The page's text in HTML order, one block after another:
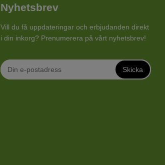
Nyhetsbrev
Vill du få uppdateringar och erbjudanden direkt
i din inkorg? Prenumerera på vårt nyhetsbrev!
Skicka